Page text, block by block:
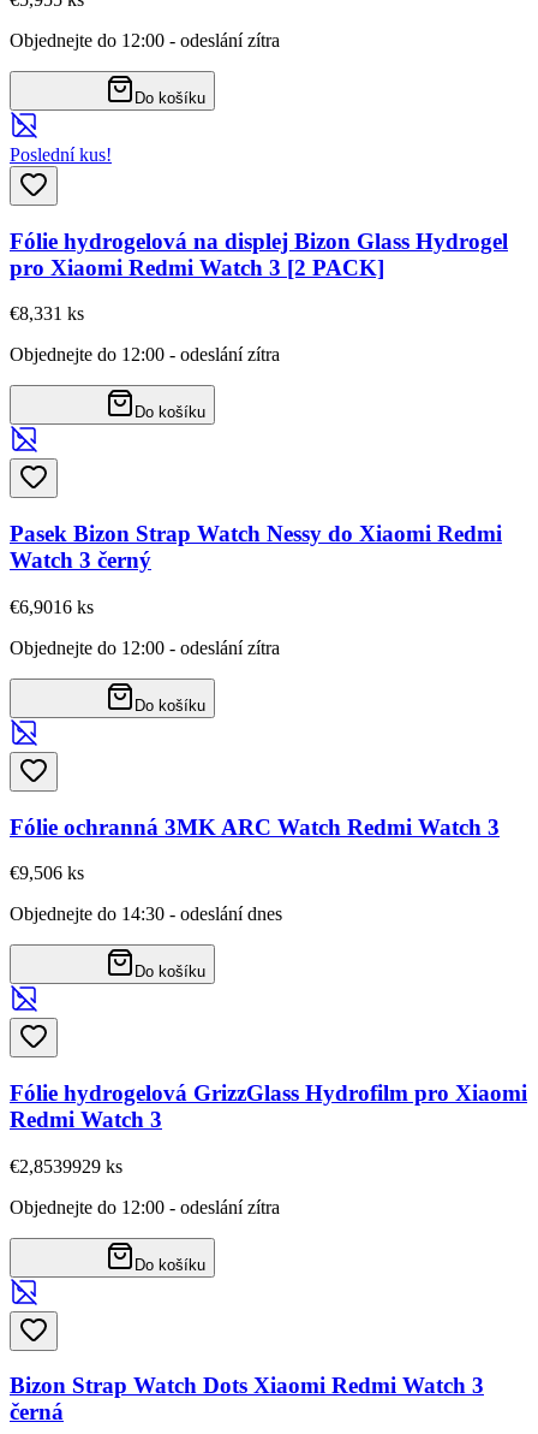
Objednejte do 12:00 - odeslání zítra
Do košíku
Poslední kus!
Fólie hydrogelová na displej Bizon Glass Hydrogel
pro Xiaomi Redmi Watch 3 [2 PACK]
€8,331 ks
Objednejte do 12:00 - odeslání zítra
Do košíku
Pasek Bizon Strap Watch Nessy do Xiaomi Redmi
Watch 3 černý
€6,9016 ks
Objednejte do 12:00 - odeslání zítra
Do košíku
Fólie ochranná 3MK ARC Watch Redmi Watch 3
€9,506 ks
Objednejte do 14:30 - odeslání dnes
Do košíku
Fólie hydrogelová GrizzGlass Hydrofilm pro Xiaomi
Redmi Watch 3
€2,8539929 ks
Objednejte do 12:00 - odeslání zítra
Do košíku
Bizon Strap Watch Dots Xiaomi Redmi Watch 3
černá